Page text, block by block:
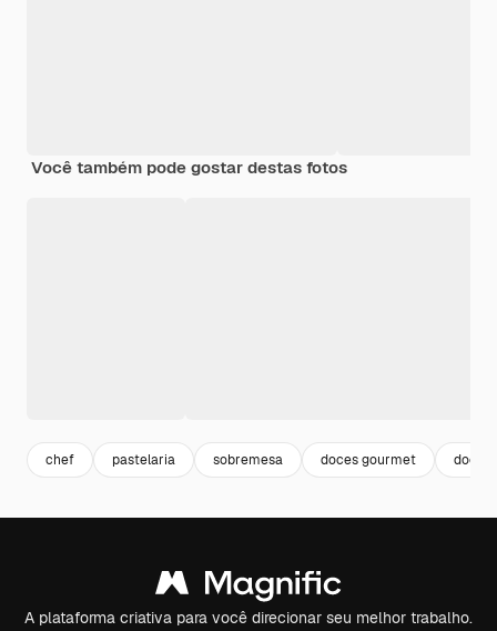
Você também pode gostar destas fotos
chef pastelaria sobremesa doces gourmet doces
A plataforma criativa para você direcionar seu melhor trabalho.